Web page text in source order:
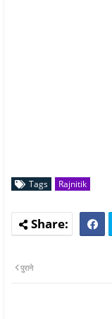
Tags Rajnitik
पुराने